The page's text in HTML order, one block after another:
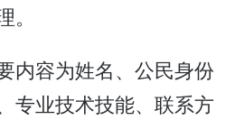
内容为姓名、公民身份
专业技术技能、联系方